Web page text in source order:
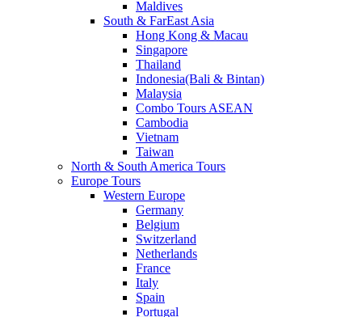
Maldives
South & FarEast Asia
Hong Kong & Macau
Singapore
Thailand
Indonesia(Bali & Bintan)
Malaysia
Combo Tours ASEAN
Cambodia
Vietnam
Taiwan
North & South America Tours
Europe Tours
Western Europe
Germany
Belgium
Switzerland
Netherlands
France
Italy
Spain
Portugal